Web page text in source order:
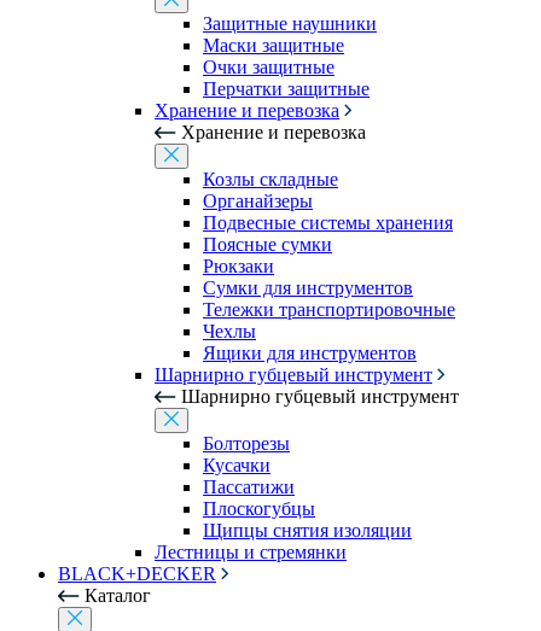
Защитные наушники
Маски защитные
Очки защитные
Перчатки защитные
Хранение и перевозка
Хранение и перевозка
Козлы складные
Органайзеры
Подвесные системы хранения
Поясные сумки
Рюкзаки
Сумки для инструментов
Тележки транспортировочные
Чехлы
Ящики для инструментов
Шарнирно губцевый инструмент
Шарнирно губцевый инструмент
Болторезы
Кусачки
Пассатижи
Плоскогубцы
Щипцы снятия изоляции
Лестницы и стремянки
BLACK+DECKER
Каталог